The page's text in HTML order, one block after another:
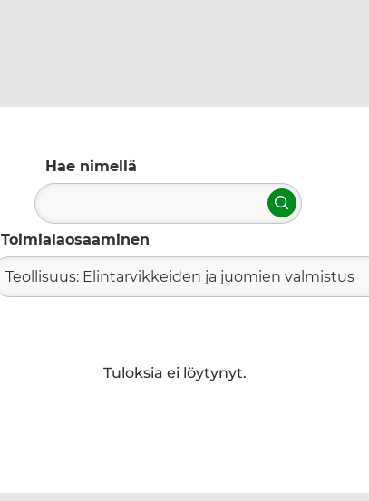
Hae nimellä
Hae
Toimialaosaaminen
Teollisuus: Elintarvikkeiden ja juomien valmistus
Tuloksia ei löytynyt.